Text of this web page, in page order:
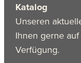
Katalog
Unseren
Ihnen gerne
Verfügung.